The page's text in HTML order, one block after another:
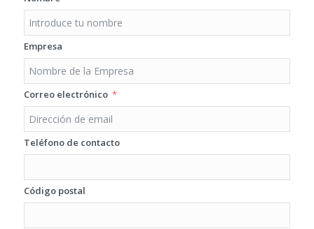
Empresa
Correo electrónico
Teléfono de contacto
Código postal